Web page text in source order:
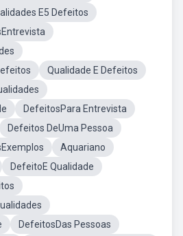
E5 Defeitos
Qualidade E Defeitos
DefeitosPara Entrevista
Defeitos DeUma Pessoa
Aquariano
DefeitoE Qualidade
DefeitosDas Pessoas